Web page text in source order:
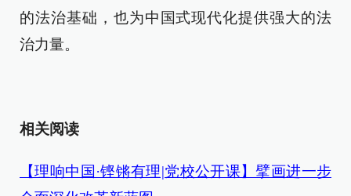
的法治基础，也为中国式现代化提供强大的法
治力量。
相关阅读
【理响中国·铿锵有理|党校公开课】擘画进一步